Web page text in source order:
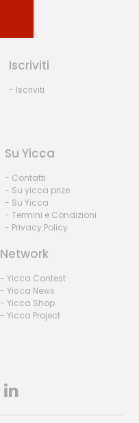
Iscriviti
- Iscriviti
Su Yicca
- Contatti
- Su yicca prize
- Su Yicca
- Termini e Condizioni
- Privacy Policy
Network
- Yicca Contest
- Yicca News
- Yicca Shop
- Yicca Project